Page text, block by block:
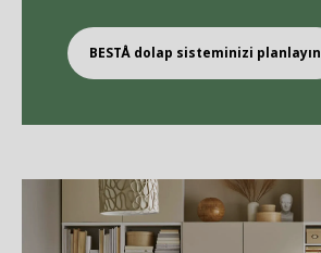
BESTÅ dolap sisteminizi planlayın